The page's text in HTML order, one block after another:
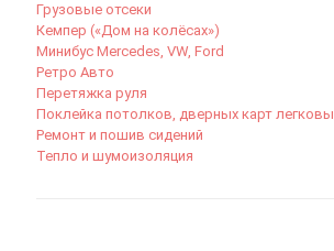
Грузовые отсеки
Кемпер («Дом на колёсах»)
Минибус Mercedes, VW, Ford
Ретро Авто
Перетяжка руля
Поклейка потолков, дверных карт
Ремонт и пошив сидений
Тепло и шумоизоляция